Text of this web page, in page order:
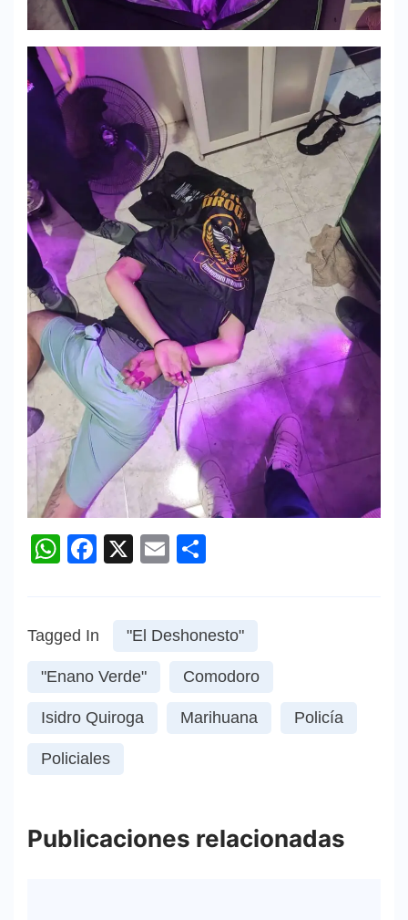
WhatsApp
Facebook
X Email
Tagged In "El Deshonesto"
"Enano Verde" Comodoro
Isidro Quiroga Marihuana Policía
Policiales
Publicaciones relacionadas